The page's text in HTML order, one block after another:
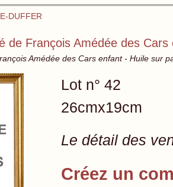
DUFFER
de François Amédée des Cars
Amédée des Cars enfant - Huile sur
Lot n° 42
26cmx19cm
Le détail des
Créez un